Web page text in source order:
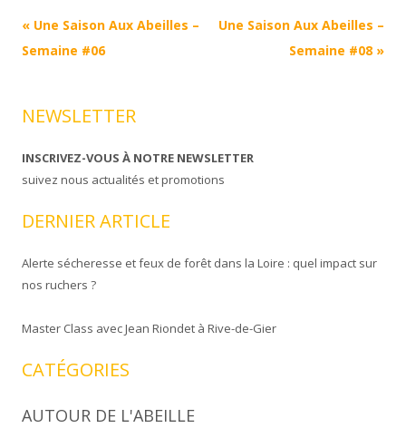
Navigation
Article
« Une Saison Aux Abeilles –
Semaine #06
Une Saison Aux Abeilles –
Semaine #08 »
NEWSLETTER
INSCRIVEZ-VOUS À NOTRE NEWSLETTER
suivez nous actualités et promotions
DERNIER ARTICLE
Alerte sécheresse et feux de forêt dans la Loire : quel impact sur
nos ruchers ?
Master Class avec Jean Riondet à Rive-de-Gier
CATÉGORIES
AUTOUR DE L'ABEILLE